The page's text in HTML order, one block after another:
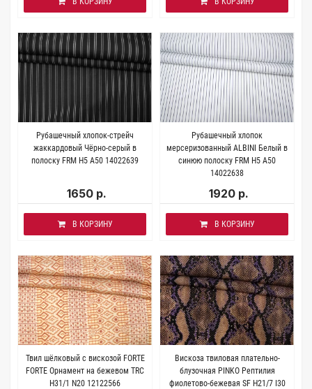
Рубашечный хлопок-стрейч
жаккардовый Чёрно-серый в
полоску FRM H5 A50 14022639
1650 р.
В КОРЗИНУ
Рубашечный хлопок
мерсеризованный ALBINI Белый в
синюю полоску FRM H5 A50
14022638
1920 р.
В КОРЗИНУ
Твил шёлковый с вискозой FORTE
FORTE Орнамент на бежевом TRC
H31/1 N20 12122566
Вискоза твиловая плательно-
блузочная PINKO Рептилия
фиолетово-бежевая SF H21/7 I30